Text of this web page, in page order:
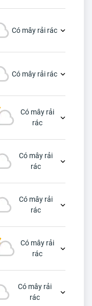
Có mây rải rác
Có mây rải rác
Có mây rải
rác
Có mây rải
rác
Có mây rải
rác
Có mây rải
rác
Có mây rải
rác